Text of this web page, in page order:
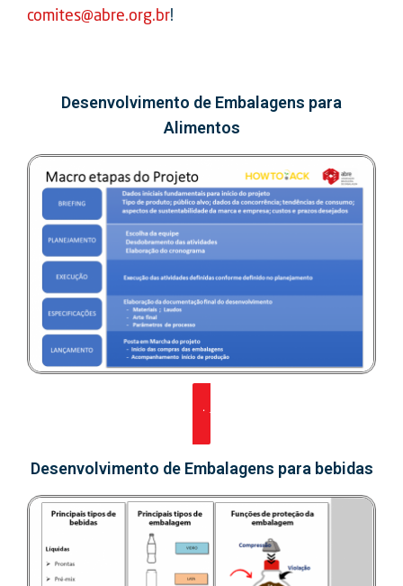
comites@abre.org.br!
Desenvolvimento de Embalagens para
Alimentos
Clique aqui para baixar
Desenvolvimento de Embalagens para bebidas